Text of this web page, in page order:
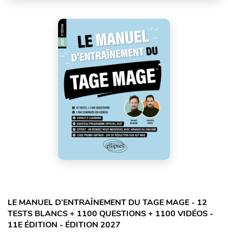
LE MANUEL D’ENTRAÎNEMENT DU TAGE MAGE - 12
TESTS BLANCS + 1100 QUESTIONS + 1100 VIDÉOS -
11E ÉDITION - ÉDITION 2027